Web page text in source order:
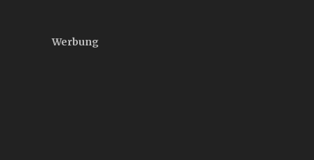
Werbung